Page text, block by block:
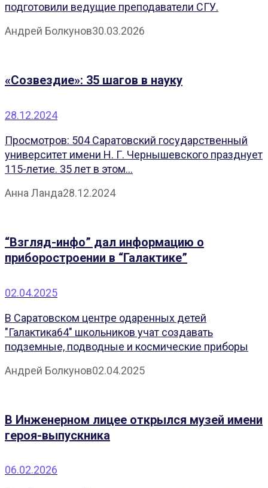
подготовили ведущие преподаватели СГУ.
Андрей Болкунов30.03.2026
«Созвездие»: 35 шагов в науку
28.12.2024
Просмотров: 504 Саратовский государственный
университет имени Н. Г. Чернышевского празднует
115-летие. 35 лет в этом...
Анна Ланда28.12.2024
“Взгляд-инфо” дал информацию о
приборостроении в “Галактике”
02.04.2025
В Саратовском центре одаренных детей
"Галактика64" школьников учат создавать
подземные, подводные и космические приборы
Андрей Болкунов02.04.2025
В Инженерном лицее открылся музей имени
героя-выпускника
06.02.2026